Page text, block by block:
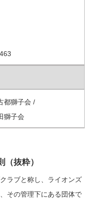
都獅子会 /
獅子会
抜粋）
ラブと称し、ライオンズ
その管理下にある団体で